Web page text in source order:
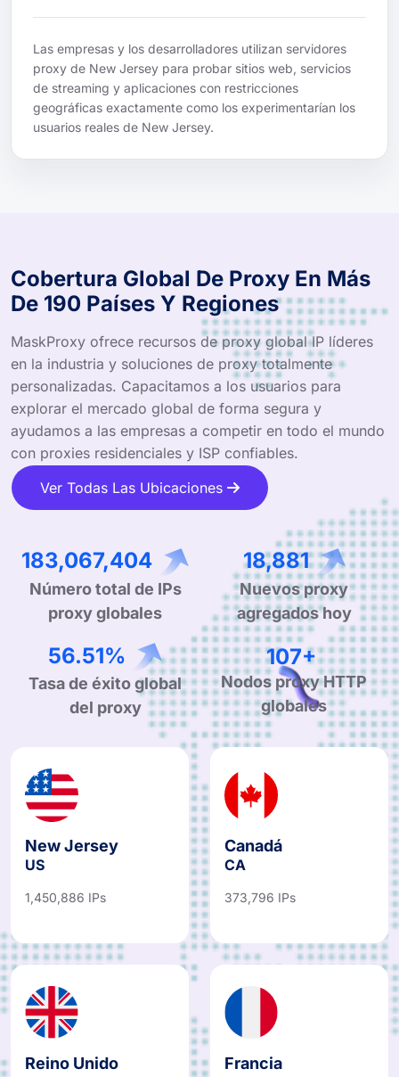
Las empresas y los desarrolladores utilizan servidores
proxy de New Jersey para probar sitios web, servicios
de streaming y aplicaciones con restricciones
geográficas exactamente como los experimentarían los
usuarios reales de New Jersey.
Cobertura Global De Proxy En Más
De 190 Países Y Regiones
MaskProxy ofrece recursos de proxy global IP líderes
en la industria y soluciones de proxy totalmente
personalizadas. Capacitamos a los usuarios para
explorar el mercado global de forma segura y
ayudamos a las empresas a competir en todo el mundo
con proxies residenciales y ISP confiables.
Ver Todas Las Ubicaciones
323,603,998
Número total de IPs
33,377
Nuevos proxy
agregados hoy
99.90%
Tasa de éxito global
190+
Nodos proxy HTTP
globales
New Jersey
US
Canadá
CA